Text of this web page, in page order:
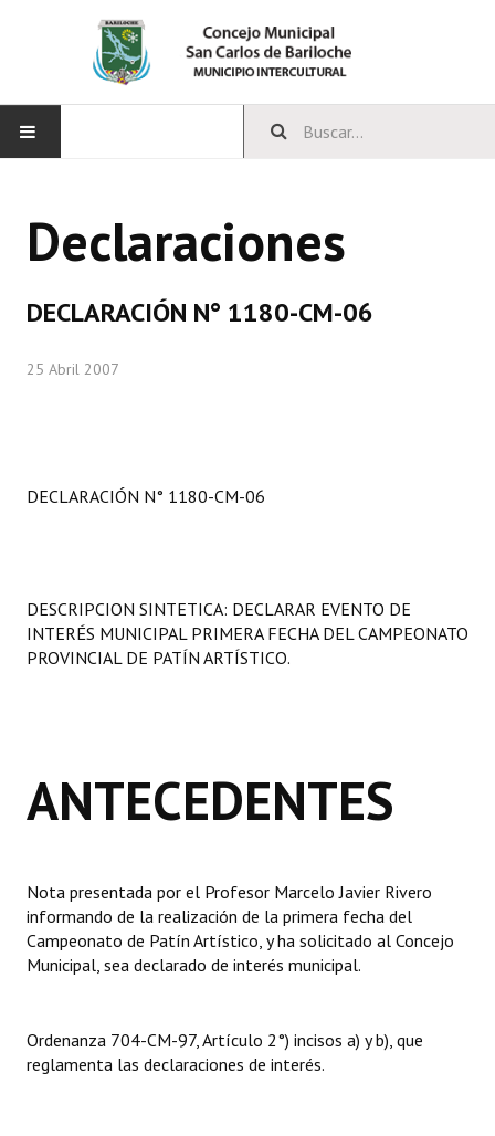
CONCEJO
Constitución Nacional
Constitución Provincial
Digesto
DOCUMENTOS
Informes de Gestión
Dictámenes Asesoría Letrada
Actas de Sesión
Declaraciones
DECLARACIÓN N° 1180-CM-06
25 Abril 2007
DECLARACIÓN N° 1180-CM-06
DESCRIPCION SINTETICA: DECLARAR EVENTO DE
INTERÉS MUNICIPAL PRIMERA FECHA DEL CAMPEONATO
PROVINCIAL DE PATÍN ARTÍSTICO.
ANTECEDENTES
Nota presentada por el Profesor Marcelo Javier Rivero
informando de la realización de la primera fecha del
Campeonato de Patín Artístico, y ha solicitado al Concejo
Municipal, sea declarado de interés municipal.
Ordenanza 704-CM-97, Artículo 2°) incisos a) y b), que
reglamenta las declaraciones de interés.